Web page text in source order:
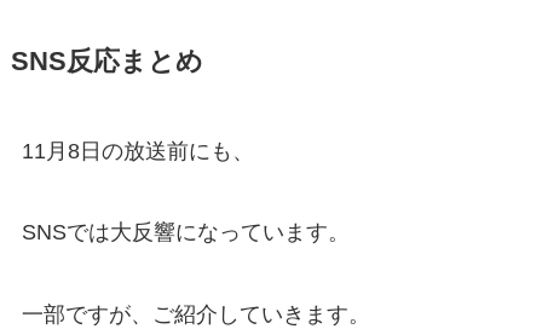
SNS反応まとめ
11月8日の放送前にも、
SNSでは大反響になっています。
一部ですが、ご紹介していきます。